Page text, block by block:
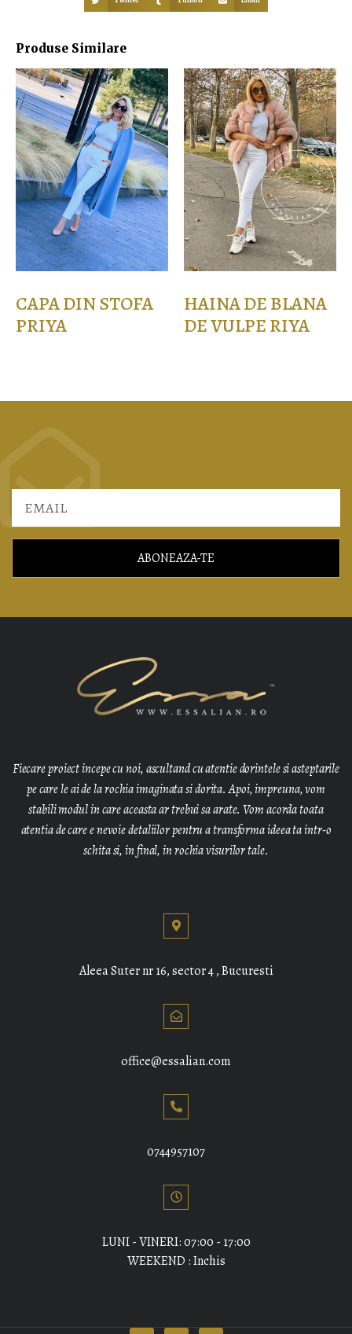
Produse Similare
CAPA DIN STOFA
PRIYA
HAINA DE BLANA
DE VULPE RIYA
ABONEAZA-TE
Fiecare proiect incepe cu noi, ascultand cu atentie dorintele si asteptarile
pe care le ai de la rochia imaginata si dorita. Apoi, impreuna, vom
stabili modul in care aceasta ar trebui sa arate. Vom acorda toata
atentia de care e nevoie detaliilor pentru a transforma ideea ta intr-o
schita si, in final, in rochia visurilor tale.
Aleea Suter nr 16, sector 4 , Bucuresti
office@essalian.com
0744957107
LUNI - VINERI: 07:00 - 17:00
WEEKEND : Inchis